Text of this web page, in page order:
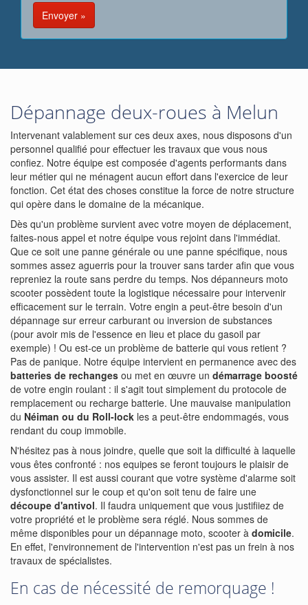
Envoyer »
Dépannage deux-roues à Melun
Intervenant valablement sur ces deux axes, nous disposons d'un
personnel qualifié pour effectuer les travaux que vous nous
confiez. Notre équipe est composée d'agents performants dans
leur métier qui ne ménagent aucun effort dans l'exercice de leur
fonction. Cet état des choses constitue la force de notre structure
qui opère dans le domaine de la mécanique.
Dès qu'un problème survient avec votre moyen de déplacement,
faites-nous appel et notre équipe vous rejoint dans l'immédiat.
Que ce soit une panne générale ou une panne spécifique, nous
sommes assez aguerris pour la trouver sans tarder afin que vous
repreniez la route sans perdre du temps. Nos dépanneurs moto
scooter possèdent toute la logistique nécessaire pour intervenir
efficacement sur le terrain. Votre engin a peut-être besoin d'un
dépannage sur erreur carburant ou inversion de substances
(pour avoir mis de l'essence en lieu et place du gasoil par
exemple) ! Ou est-ce un problème de batterie qui vous retient ?
Pas de panique. Notre équipe intervient en permanence avec des
batteries de rechanges ou met en œuvre un démarrage boosté
de votre engin roulant : il s'agit tout simplement du protocole de
remplacement ou recharge batterie. Une mauvaise manipulation
du Néiman ou du Roll-lock les a peut-être endommagés, vous
rendant du coup immobile.
N'hésitez pas à nous joindre, quelle que soit la difficulté à laquelle
vous êtes confronté : nos equipes se feront toujours le plaisir de
vous assister. Il est aussi courant que votre système d'alarme soit
dysfonctionnel sur le coup et qu'on soit tenu de faire une
découpe d'antivol. Il faudra uniquement que vous justifiiez de
votre propriété et le problème sera réglé. Nous sommes de
même disponibles pour un dépannage moto, scooter à domicile.
En effet, l'environnement de l'intervention n'est pas un frein à nos
travaux de spécialistes.
En cas de nécessité de remorquage !